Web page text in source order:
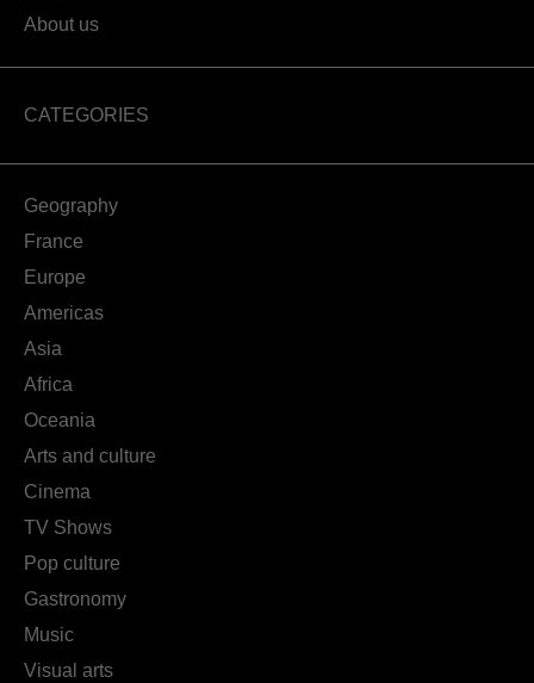
About us
CATEGORIES
Geography
France
Europe
Americas
Asia
Africa
Oceania
Arts and culture
Cinema
TV Shows
Pop culture
Gastronomy
Music
Visual arts